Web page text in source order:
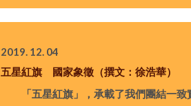
2019. 12. 04
五星紅旗 國家象徵（撰文：徐浩華）
「五星紅旗」，承載了我們團結一致